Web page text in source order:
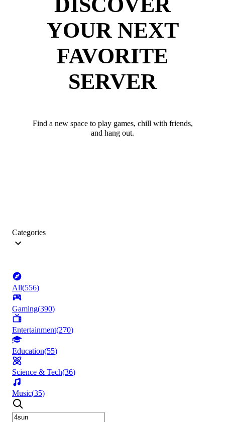
DISCOVER
YOUR NEXT
FAVORITE
SERVER
Find a new space to play games, chill with friends,
and hang out.
Categories
All(556)
Gaming(390)
Entertainment(270)
Education(55)
Science & Tech(36)
Music(35)